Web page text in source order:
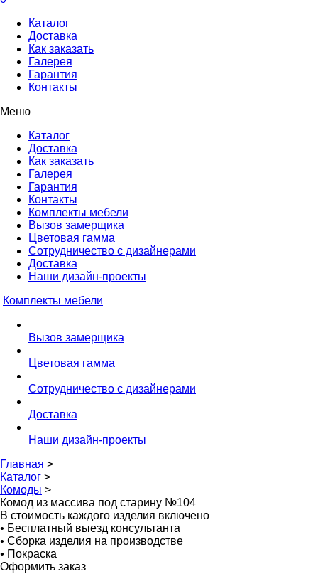
Каталог
Доставка
Как заказать
Галерея
Гарантия
Контакты
Меню
Каталог
Доставка
Как заказать
Галерея
Гарантия
Контакты
Комплекты мебели
Вызов замерщика
Цветовая гамма
Сотрудничество с дизайнерами
Доставка
Наши дизайн-проекты
Комплекты мебели
Вызов замерщика
Цветовая гамма
Сотрудничество с дизайнерами
Доставка
Наши дизайн-проекты
Главная >
Каталог >
Комоды >
Комод из массива под старину №104
В стоимость каждого изделия включено
• Бесплатный выезд консультанта
• Сборка изделия на производстве
• Покраска
Оформить заказ